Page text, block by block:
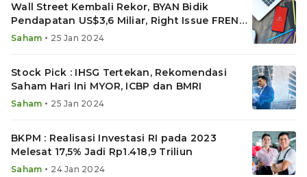
Wall Street Kembali Rekor, BYAN Bidik
Pendapatan US$3,6 Miliar, Right Issue FREN
Rp8,57 Triliun
Saham • 25 Jan 2024
Stock Pick : IHSG Tertekan, Rekomendasi
Saham Hari Ini MYOR, ICBP dan BMRI
Saham • 25 Jan 2024
BKPM : Realisasi Investasi RI pada 2023
Melesat 17,5% Jadi Rp1.418,9 Triliun
Saham • 24 Jan 2024